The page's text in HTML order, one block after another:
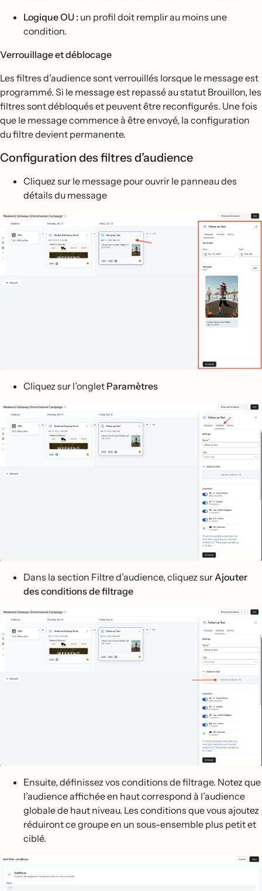
Logique OU : un profil doit remplir au moins une
condition.
Verrouillage et déblocage
Les filtres d’audience sont verrouillés lorsque le message est
programmé. Si le message est repassé au statut Brouillon, les
filtres sont débloqués et peuvent être reconfigurés. Une fois
que le message commence à être envoyé, la configuration
du filtre devient permanente.
Configuration des filtres d’audience
Cliquez sur le message pour ouvrir le panneau des
détails du message
Cliquez sur l’onglet Paramètres
Dans la section Filtre d’audience, cliquez surAjouter
des conditions de filtrage
Ensuite, définissez vos conditions de filtrage. Notez que
l’audience affichée en haut correspond à l’audience
globale de haut niveau. Les conditions que vous ajoutez
réduiront ce groupe en un sous-ensemble plus petit et
ciblé.